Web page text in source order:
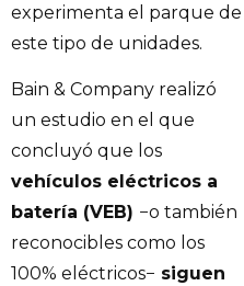
experimenta el parque de
este tipo de unidades.
Bain & Company realizó
un estudio en el que
concluyó que los
vehículos eléctricos a
batería (VEB) −o también
reconocibles como los
100% eléctricos− siguen